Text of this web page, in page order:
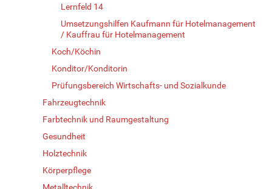
Lernfeld 14
Umsetzungshilfen Kaufmann für Hotelmanagement
/ Kauffrau für Hotelmanagement
Koch/Köchin
Konditor/Konditorin
Prüfungsbereich Wirtschafts- und Sozialkunde
Fahrzeugtechnik
Farbtechnik und Raumgestaltung
Gesundheit
Holztechnik
Körperpflege